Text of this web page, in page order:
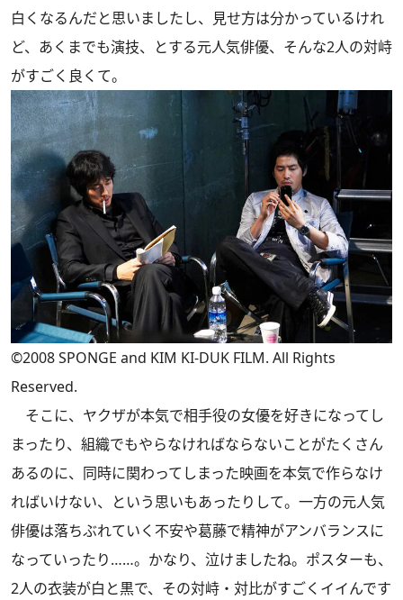
白くなるんだと思いましたし、見せ方は分かっているけれ
ど、あくまでも演技、とする元人気俳優、そんな2人の対峙
がすごく良くて。
©2008 SPONGE and KIM KI-DUK FILM. All Rights
Reserved.
そこに、ヤクザが本気で相手役の女優を好きになってし
まったり、組織でもやらなければならないことがたくさん
あるのに、同時に関わってしまった映画を本気で作らなけ
ればいけない、という思いもあったりして。一方の元人気
俳優は落ちぶれていく不安や葛藤で精神がアンバランスに
なっていったり……。かなり、泣けましたね。ポスターも、
2人の衣装が白と黒で、その対峙・対比がすごくイイんです